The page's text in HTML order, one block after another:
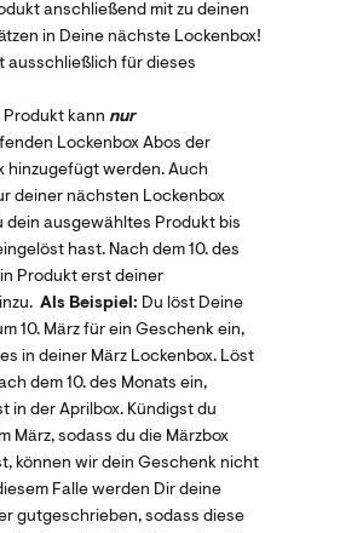
anschließend mit zu deinen
in Deine nächste Lockenbox!
ausschließlich für dieses
kann nur
Lockenbox Abos der
hinzugefügt werden. Auch
deiner nächsten Lockenbox
dein ausgewähltes Produkt bis
hast. Nach dem 10. des
Produkt erst deiner
Als Beispiel: Du löst Deine
10. März für ein Geschenk ein,
in deiner März Lockenbox. Löst
dem 10. des Monats ein,
in der Aprilbox. Kündigst du
März, sodass du die Märzbox
können wir dein Geschenk nicht
Falle werden Dir deine
gutgeschrieben, sodass diese